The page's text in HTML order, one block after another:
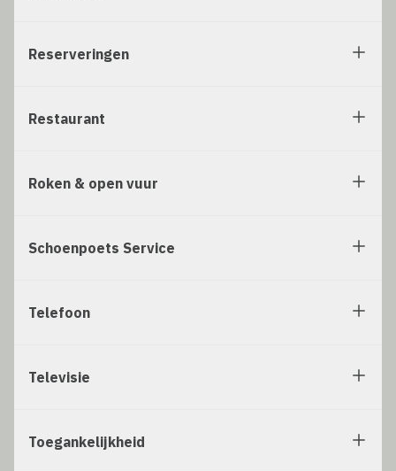
Reserveringen
Restaurant
Roken & open vuur
Schoenpoets Service
Telefoon
Televisie
Toegankelijkheid